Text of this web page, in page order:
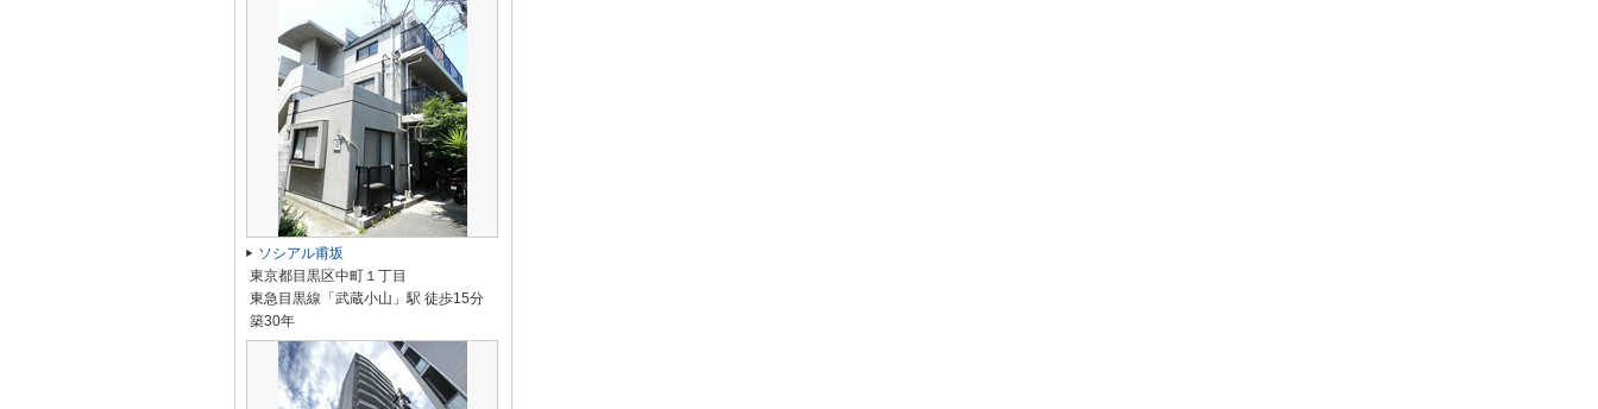
ソシアル甫坂
東京都目黒区中町１丁目
東急目黒線「武蔵小山」駅 徒歩15分
築30年